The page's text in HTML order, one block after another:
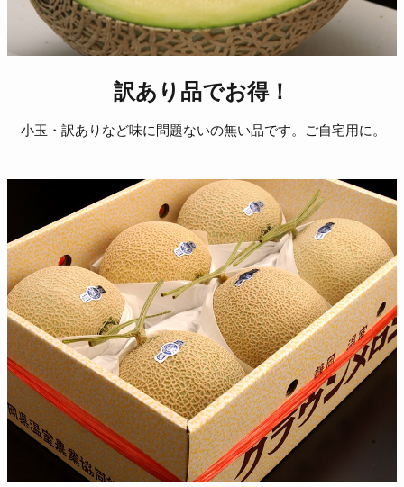
訳あり品でお得！
小玉・訳ありなど味に問題ないの無い品です。ご自宅用に。